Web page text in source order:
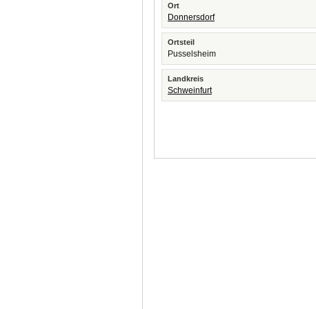
Ort
Donnersdorf
Ortsteil
Pusselsheim
Landkreis
Schweinfurt